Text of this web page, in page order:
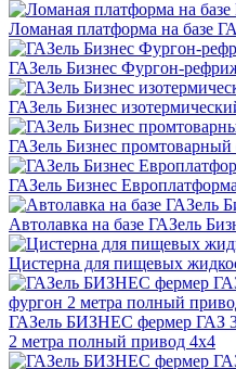
Ломаная платформа на базе
ГАЗель Бизнес Фургон-
ГАЗель Бизнес
ГАЗель Бизнес промтоварный
ГАЗель Бизнес Европлатформа
Автолавка на базе ГАЗель
Цистерна для пищевых
ГАЗель БИЗНЕС фермер ГАЗ
2 метра полный привод 4х4